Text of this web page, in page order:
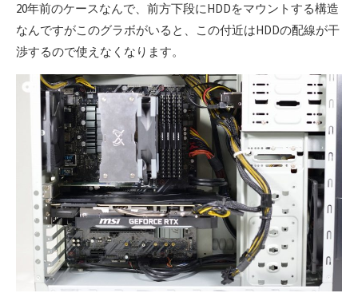
20年前のケースなんで、前方下段にHDDをマウントする構造
なんですがこのグラボがいると、この付近はHDDの配線が干
渉するので使えなくなります。